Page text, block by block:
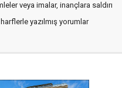
veya imalar, inançlara saldırı
yazılmış yorumlar